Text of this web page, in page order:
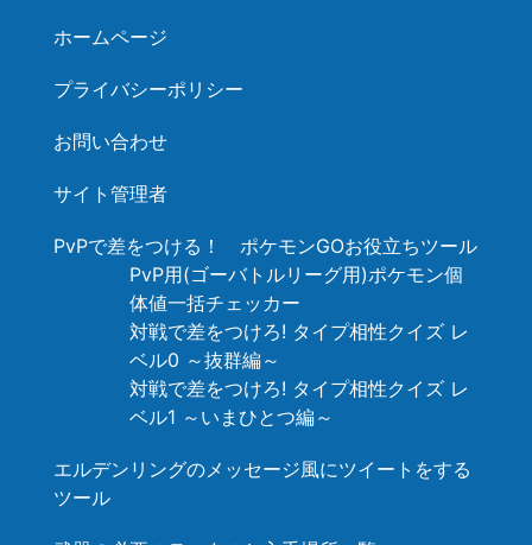
ホームページ
プライバシーポリシー
お問い合わせ
サイト管理者
PvPで差をつける！ ポケモンGOお役立ちツール
PvP用(ゴーバトルリーグ用)ポケモン個
体値一括チェッカー
対戦で差をつけろ! タイプ相性クイズ レ
ベル0 ～抜群編～
対戦で差をつけろ! タイプ相性クイズ レ
ベル1 ～いまひとつ編～
エルデンリングのメッセージ風にツイートをする
ツール